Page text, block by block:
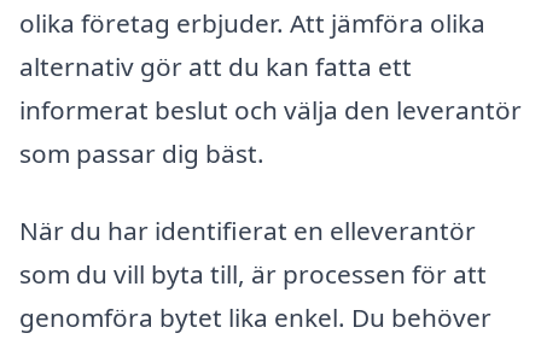
olika företag erbjuder. Att jämföra olika
alternativ gör att du kan fatta ett
informerat beslut och välja den leverantör
som passar dig bäst.
När du har identifierat en elleverantör
som du vill byta till, är processen för att
genomföra bytet lika enkel. Du behöver